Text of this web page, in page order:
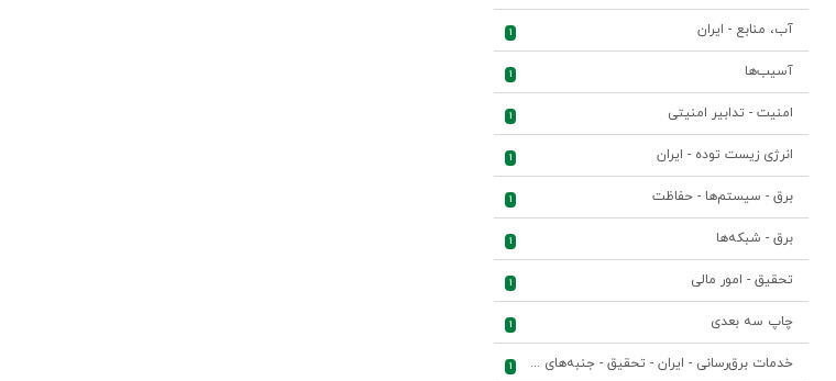
آب، منابع - ایران 1
آسیب‌ها 1
امنیت - تدابیر امنیتی 1
انرژی زیست توده - ایران 1
برق - سیستم‌ها - حفاظت 1
برق - شبکه‌ها 1
تحقیق - امور مالی 1
چاپ سه بعدی 1
خدمات برق‌رسانی - ایران - تحقیق - جنبه‌های اقتصادی 1